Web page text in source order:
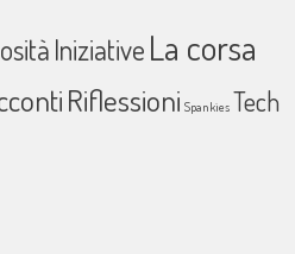
IniziativeLa corsa
Riflessioni Spankies Tech